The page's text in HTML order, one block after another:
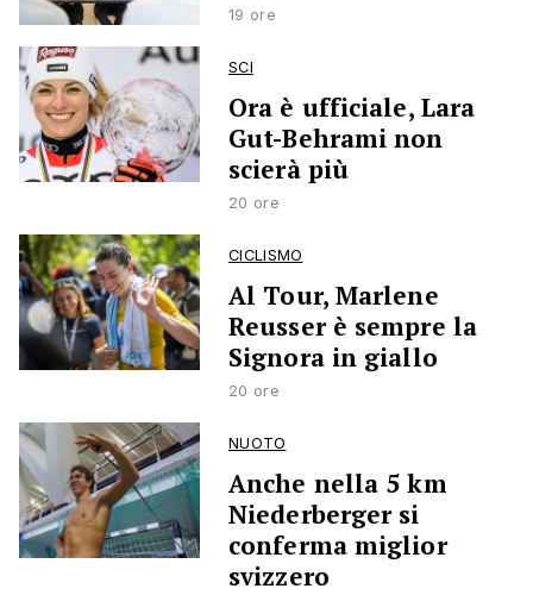
19 ore
SCI
Ora è ufficiale, Lara
Gut-Behrami non
scierà più
20 ore
CICLISMO
Al Tour, Marlene
Reusser è sempre la
Signora in giallo
20 ore
NUOTO
Anche nella 5 km
Niederberger si
conferma miglior
svizzero